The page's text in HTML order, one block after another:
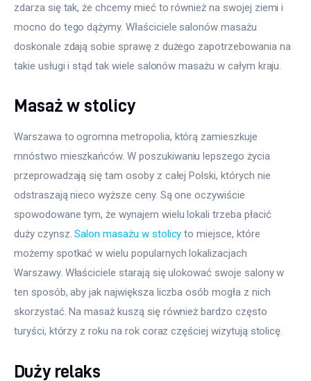
zdarza się tak, że chcemy mieć to również na swojej ziemi i
mocno do tego dążymy. Właściciele salonów masażu
doskonale zdają sobie sprawę z dużego zapotrzebowania na
takie usługi i stąd tak wiele salonów masażu w całym kraju.
Masaż w stolicy
Warszawa to ogromna metropolia, którą zamieszkuje
mnóstwo mieszkańców. W poszukiwaniu lepszego życia
przeprowadzają się tam osoby z całej Polski, których nie
odstraszają nieco wyższe ceny. Są one oczywiście
spowodowane tym, że wynajem wielu lokali trzeba płacić
duży czynsz. Salon masażu w stolicy to miejsce, które
możemy spotkać w wielu popularnych lokalizacjach
Warszawy. Właściciele starają się ulokować swoje salony w
ten sposób, aby jak największa liczba osób mogła z nich
skorzystać. Na masaż kuszą się również bardzo często
turyści, którzy z roku na rok coraz częściej wizytują stolicę.
Duży relaks